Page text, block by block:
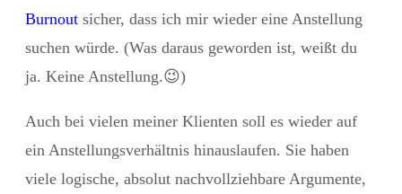
Burnout sicher, dass ich mir wieder eine Anstellung
suchen würde. (Was daraus geworden ist, weißt du
ja. Keine Anstellung.😉)
Auch bei vielen meiner Klienten soll es wieder auf
ein Anstellungsverhältnis hinauslaufen. Sie haben
viele logische, absolut nachvollziehbare Argumente,